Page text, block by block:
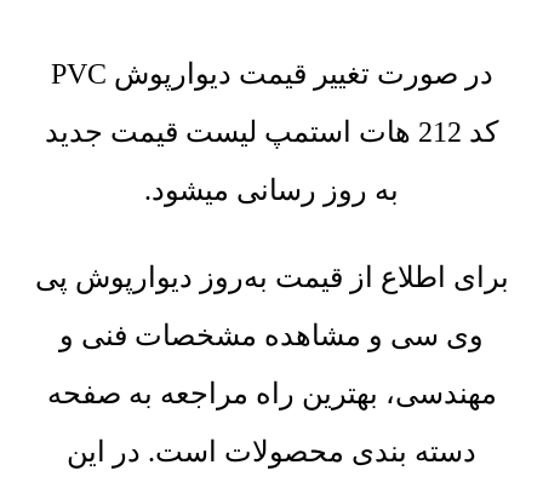
در صورت تغییر قیمت دیوارپوش PVC
کد 212 هات استمپ لیست قیمت جدید
به روز رسانی میشود.
برای اطلاع از قیمت به‌روز دیوارپوش پی
وی سی و مشاهده مشخصات فنی و
مهندسی، بهترین راه مراجعه به صفحه
دسته بندی محصولات است. در این